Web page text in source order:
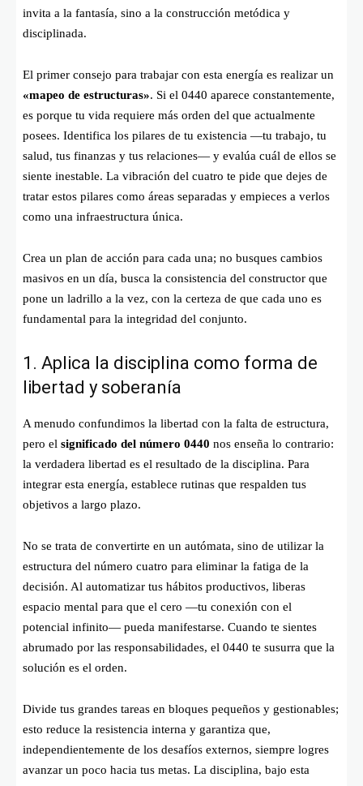
invita a la fantasía, sino a la construcción metódica y
disciplinada.
El primer consejo para trabajar con esta energía es realizar un
«mapeo de estructuras». Si el 0440 aparece constantemente,
es porque tu vida requiere más orden del que actualmente
posees. Identifica los pilares de tu existencia —tu trabajo, tu
salud, tus finanzas y tus relaciones— y evalúa cuál de ellos se
siente inestable. La vibración del cuatro te pide que dejes de
tratar estos pilares como áreas separadas y empieces a verlos
como una infraestructura única.
Crea un plan de acción para cada una; no busques cambios
masivos en un día, busca la consistencia del constructor que
pone un ladrillo a la vez, con la certeza de que cada uno es
fundamental para la integridad del conjunto.
1. Aplica la disciplina como forma de
libertad y soberanía
A menudo confundimos la libertad con la falta de estructura,
pero el significado del número 0440 nos enseña lo contrario:
la verdadera libertad es el resultado de la disciplina. Para
integrar esta energía, establece rutinas que respalden tus
objetivos a largo plazo.
No se trata de convertirte en un autómata, sino de utilizar la
estructura del número cuatro para eliminar la fatiga de la
decisión. Al automatizar tus hábitos productivos, liberas
espacio mental para que el cero —tu conexión con el
potencial infinito— pueda manifestarse. Cuando te sientes
abrumado por las responsabilidades, el 0440 te susurra que la
solución es el orden.
Divide tus grandes tareas en bloques pequeños y gestionables;
esto reduce la resistencia interna y garantiza que,
independientemente de los desafíos externos, siempre logres
avanzar un poco hacia tus metas. La disciplina, bajo esta